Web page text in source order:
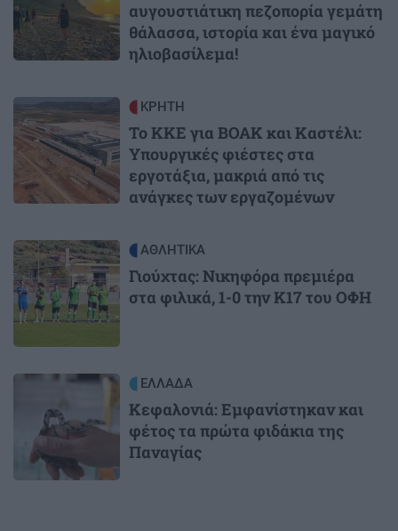
αυγουστιάτικη πεζοπορία γεμάτη
θάλασσα, ιστορία και ένα μαγικό
ηλιοβασίλεμα!
Image ΚΡΗΤΗ
Το ΚΚΕ για ΒΟΑΚ και Καστέλι:
Υπουργικές φιέστες στα
εργοτάξια, μακριά από τις
ανάγκες των εργαζομένων
Image ΑΘΛΗΤΙΚΑ
Γιούχτας: Νικηφόρα πρεμιέρα
στα φιλικά, 1-0 την Κ17 του ΟΦΗ
ΕΛΛΑΔΑ
Κεφαλονιά: Εμφανίστηκαν και
φέτος τα πρώτα φιδάκια της
Παναγίας